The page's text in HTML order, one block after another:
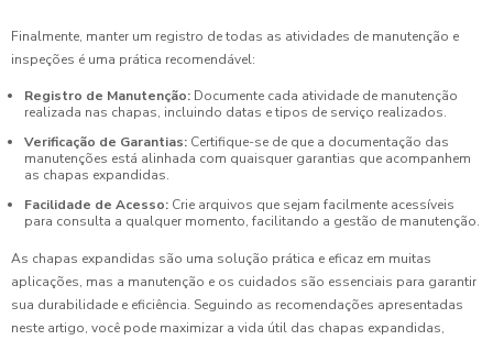
Finalmente, manter um registro de todas as atividades de manutenção e
inspeções é uma prática recomendável:
Registro de Manutenção: Documente cada atividade de manutenção
realizada nas chapas, incluindo datas e tipos de serviço realizados.
Verificação de Garantias: Certifique-se de que a documentação das
manutenções está alinhada com quaisquer garantias que acompanhem
as chapas expandidas.
Facilidade de Acesso: Crie arquivos que sejam facilmente acessíveis
para consulta a qualquer momento, facilitando a gestão de manutenção.
As chapas expandidas são uma solução prática e eficaz em muitas
aplicações, mas a manutenção e os cuidados são essenciais para garantir
sua durabilidade e eficiência. Seguindo as recomendações apresentadas
neste artigo, você pode maximizar a vida útil das chapas expandidas,